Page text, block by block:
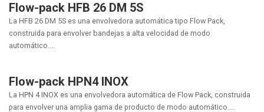
Flow-pack HFB 26 DM 5S
La HFB 26 DM 5S es una envolvedora automática tipo Flow Pack,
construida para envolver bandejas a alta velocidad de modo
automático....
Flow-pack HPN4 INOX
La HPN 4 INOX es una envolvedora automática de Flow Pack, construida
para envolver una amplia gama de producto de modo automático....